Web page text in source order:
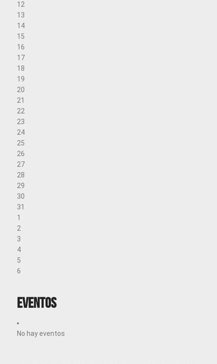
12
13
14
15
16
17
18
19
20
21
22
23
24
25
26
27
28
29
30
31
1
2
3
4
5
6
Eventos
No hay eventos